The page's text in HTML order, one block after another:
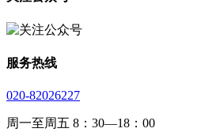
服务热线
020-82026227
周一至周五 8：30—18：00